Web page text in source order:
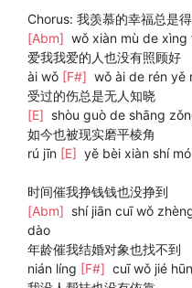
Chorus: 我羡慕的幸福总是
[Abm] wǒ xiàn mù de xìng
爱我我爱的人也没有照顾好
ài wǒ [F#] wǒ ài de rén yě
受过的伤总是无人知晓
[E] shòu guò de shāng
如今也被现实磨平棱角
rú jīn [E] yě bèi xiàn shí
时间催我挣钱钱也没挣到
[Abm] shí jiān cuī wǒ
dào
年龄催我结婚对象也找不到
nián líng [F#] cuī wǒ jié